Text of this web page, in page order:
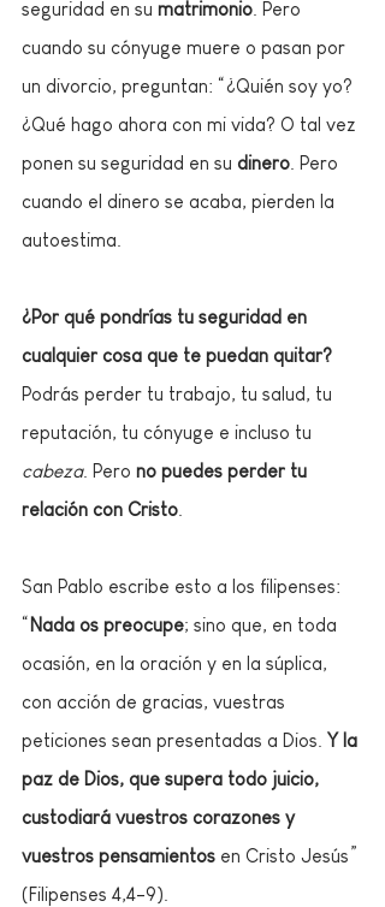
seguridad en su matrimonio . Pero
cuando su cónyuge muere o pasan por
un divorcio, preguntan: “¿Quién soy yo?
¿Qué hago ahora con mi vida? O tal vez
ponen su seguridad en su dinero . Pero
cuando el dinero se acaba, pierden la
autoestima.
¿Por qué pondrías tu seguridad en
cualquier cosa que te puedan quitar?
Podrás perder tu trabajo, tu salud, tu
reputación, tu cónyuge e incluso tu
cabeza. Pero no puedes perder tu
relación con Cristo
San Pablo escribe esto a los filipenses:
“ Nada os preocupe; sino que, en toda
ocasión, en la oración y en la súplica,
con acción de gracias, vuestras
peticiones sean presentadas a Dios. Y la
paz de Dios, que supera todo juicio,
custodiará vuestros corazones y
vuestros pensamientos en Cristo Jesús”
(Filipenses 4,4-9).